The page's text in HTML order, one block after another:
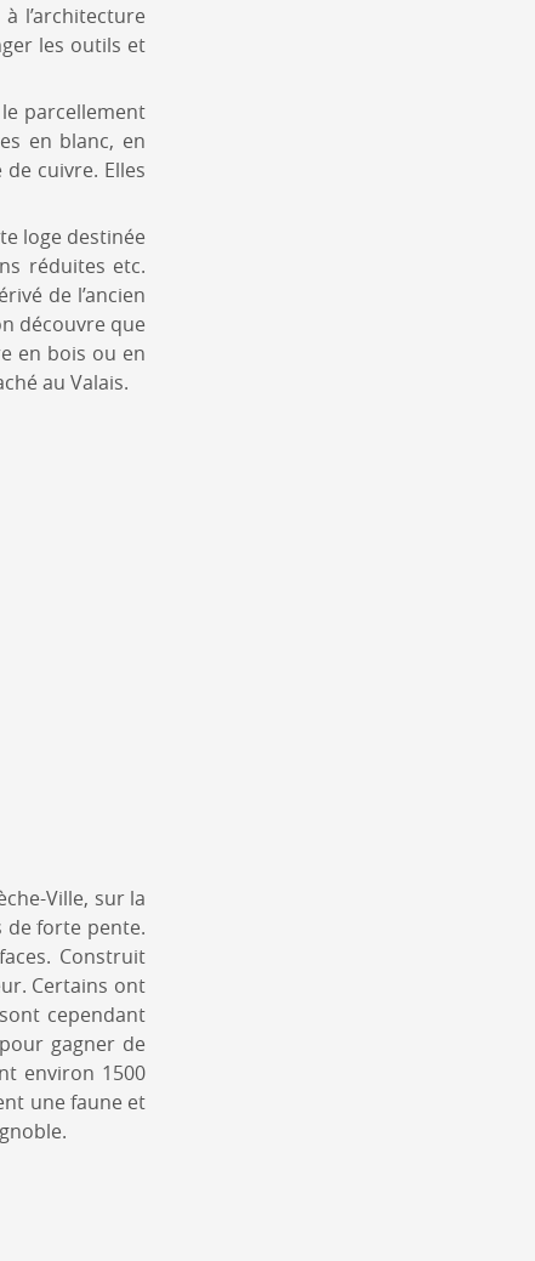
l’architecture
les outils et
parcellement
en blanc, en
cuivre. Elles
loge destinée
réduites etc.
de l’ancien
découvre que
en bois ou en
au Valais.
Ville, sur la
de forte pente.
Construit
Certains ont
cependant
gagner de
environ 1500
une faune et